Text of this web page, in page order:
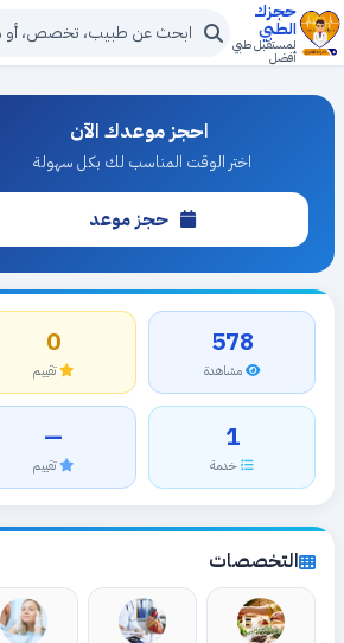
حجزك
الطبي
لمستقبل طبي
أفضل
احجز موعدك الآن
اختر الوقت المناسب لك بكل سهولة
حجز موعد
578
مشاهدة
0
تقييم
1
خدمة
—
تقييم
التخصصات